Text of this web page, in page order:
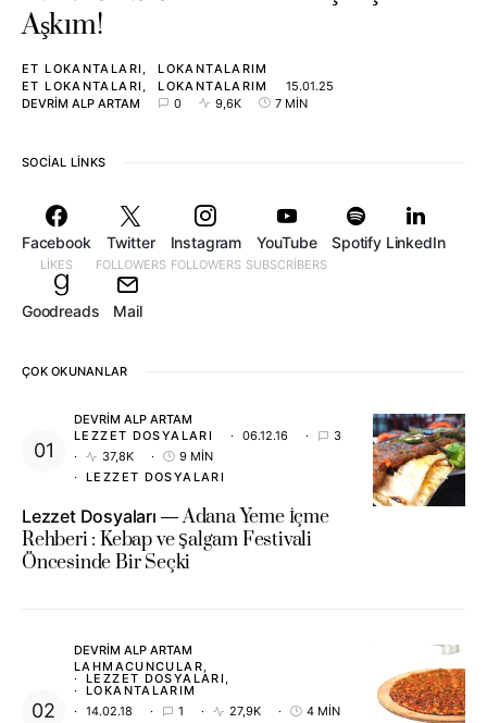
Aşkım!
ET LOKANTALARI
LOKANTALARIM
ET LOKANTALARI
LOKANTALARIM
15.01.25
DEVRIM ALP ARTAM
0 9,6K 7 MIN
SOCIAL LINKS
Facebook
LIKES
Twitter
FOLLOWERS
Instagram
FOLLOWERS
YouTube
SUBSCRIBERS
Spotify LinkedIn
Goodreads Mail
ÇOK OKUNANLAR
DEVRIM ALP ARTAM
LEZZET DOSYALARI
06.12.16
3
37,8K
9 MIN
LEZZET DOSYALARI
Lezzet Dosyaları
Adana Yeme İçme
Rehberi : Kebap ve Şalgam Festivali
Öncesinde Bir Seçki
DEVRIM ALP ARTAM
LAHMACUNCULAR
LEZZET DOSYALARI
LOKANTALARIM
14.02.18
1 27,9K 4 MIN